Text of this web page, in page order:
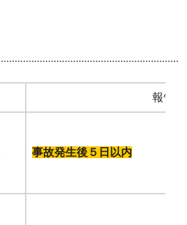
報告
事故発生後５日以内